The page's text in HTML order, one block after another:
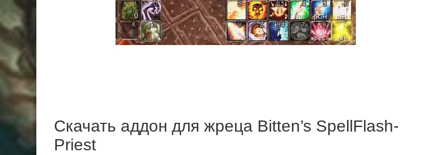
Скачать аддон для жреца Bitten’s SpellFlash-
Priest